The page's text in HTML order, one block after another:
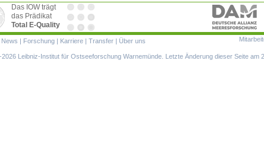
Das IOW trägt
das Prädikat
Total E-Quality
News | Forschung | Karriere | Transfer | Über uns
Leibniz-Institut für Ostseeforschung Warnemünde. Letzte Änderung dieser Seite am